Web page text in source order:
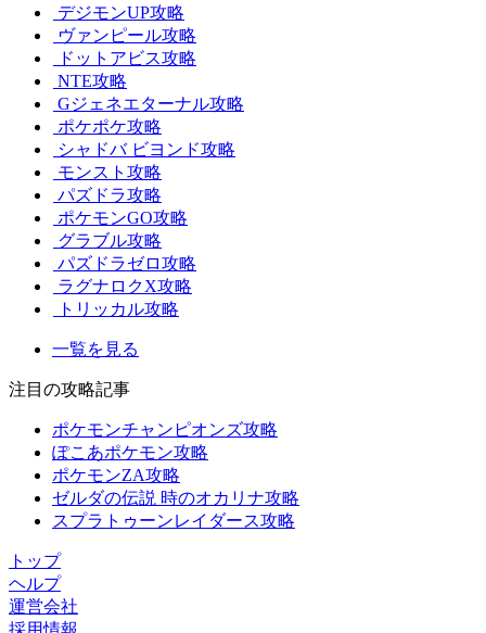
デジモンUP攻略
ヴァンピール攻略
ドットアビス攻略
NTE攻略
Gジェネエターナル攻略
ポケポケ攻略
シャドバ ビヨンド攻略
モンスト攻略
パズドラ攻略
ポケモンGO攻略
グラブル攻略
パズドラゼロ攻略
ラグナロクX攻略
トリッカル攻略
一覧を見る
注目の攻略記事
ポケモンチャンピオンズ攻略
ぽこあポケモン攻略
ポケモンZA攻略
ゼルダの伝説 時のオカリナ攻略
スプラトゥーンレイダース攻略
トップ
ヘルプ
運営会社
採用情報